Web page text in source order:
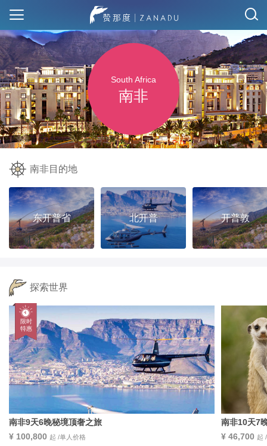
South Africa
南非
南非目的地
东开普省 北开普 开普敦
探索世界
南非9天6晚秘境顶奢之旅
¥ 100,800 起 /单人价格
南非10天7
¥ 46,700 起